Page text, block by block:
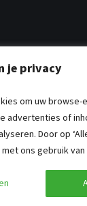
je privacy
om uw
advertenties of
Door op
ons gebruik